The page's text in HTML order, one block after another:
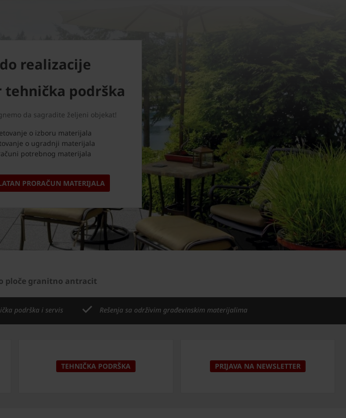
realizacije
podrška
da sagradite željeni objekat!
o izboru materijala
o ugradnji materijala
potrebnog materijala
PRORAČUN MATERIJALA
ploče granitno antracit
podrška i servis Rešenja sa održivim građevinskim materijalima
TEHNIČKA PODRŠKA PRIJAVA NA NEWSLETTER